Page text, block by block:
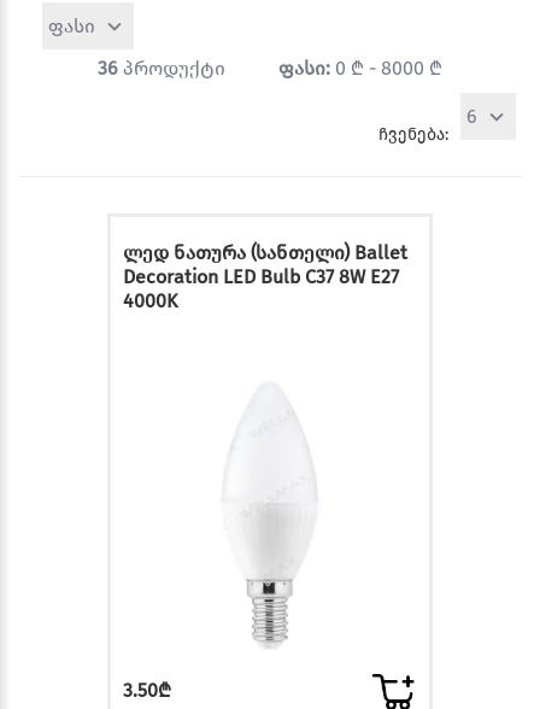
ფასი
36 პროდუქტი ფასი: 0 ₾ - 8000 ₾
ჩვენება:
6
ლედ ნათურა (სანთელი) Ballet
Decoration LED Bulb C37 8W E27
4000K
3.50₾